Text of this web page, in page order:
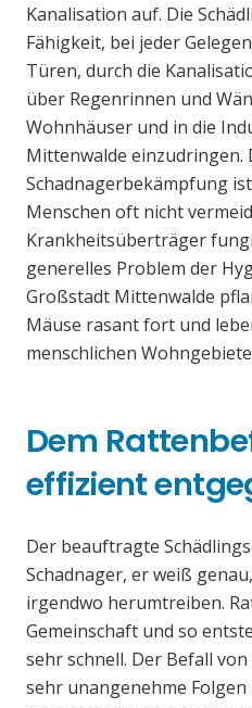
Kanalisation auf. Die
Fähigkeit, bei jeder
Türen, durch die
über Regenrinnen und
Wohnhäuser und in die
Mittenwalde einzudringen.
Schadnagerbekämpfung
Menschen oft nicht
Krankheitsüberträger
generelles Problem der
Großstadt Mittenwalde
Mäuse rasant fort und
menschlichen
Dem
effizient
Der beauftragte
Schadnager, er weiß
irgendwo herumtreiben.
Gemeinschaft und so
sehr schnell. Der Befall
sehr unangenehme